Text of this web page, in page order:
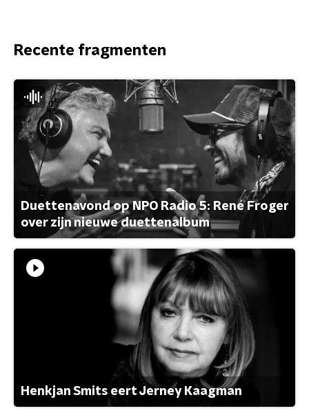
Recente fragmenten
Duettenavond op NPO Radio 5: René Froger
over zijn nieuwe duettenalbum
Henkjan Smits eert Jerney Kaagman